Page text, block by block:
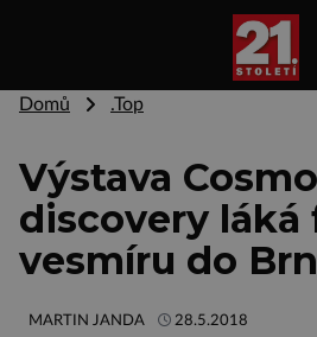
Domů .Top
Výstava
discovery láká
vesmíru do
MARTIN JANDA 28.5.2018